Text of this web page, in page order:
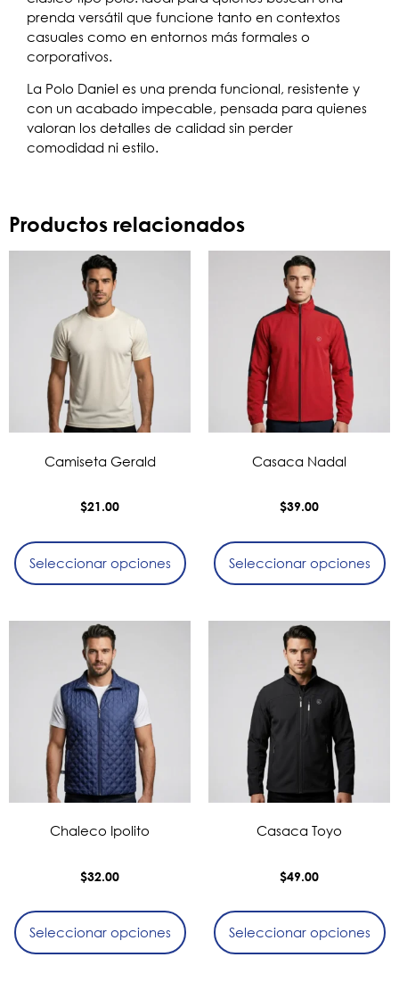
prenda versátil que funcione tanto en contextos
casuales como en entornos más formales o
corporativos.
La Polo Daniel es una prenda funcional, resistente y
con un acabado impecable, pensada para quienes
valoran los detalles de calidad sin perder
comodidad ni estilo.
Productos relacionados
Camiseta Gerald
$21.00
Seleccionar opciones
Casaca Nadal
$39.00
Seleccionar opciones
Chaleco Ipolito
$32.00
Seleccionar opciones
Casaca Toyo
$49.00
Seleccionar opciones